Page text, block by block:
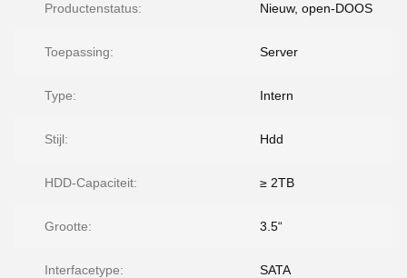
Productenstatus: Nieuw, open-DOOS
Toepassing: Server
Type: Intern
Stijl: Hdd
HDD-Capaciteit: ≥ 2TB
Grootte: 3.5“
Interfacetype: SATA